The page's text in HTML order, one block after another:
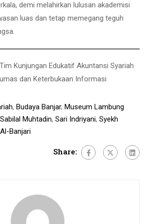
demi melahirkan lulusan akademisi
luas dan tetap memegang teguh
Kunjungan Edukatif Akuntansi Syariah
dan Keterbukaan Informasi
, Budaya Banjar, Museum Lambung
Sabilal Muhtadin, Sari Indriyani, Syekh
Banjari
Share: